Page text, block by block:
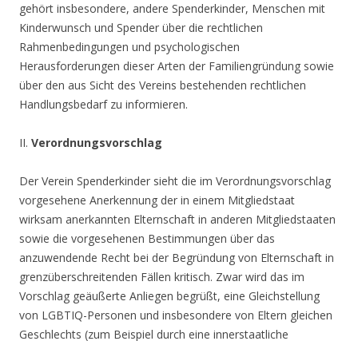
gehört insbesondere, andere Spenderkinder, Menschen mit
Kinderwunsch und Spender über die rechtlichen
Rahmenbedingungen und psychologischen
Herausforderungen dieser Arten der Familiengründung sowie
über den aus Sicht des Vereins bestehenden rechtlichen
Handlungsbedarf zu informieren.
II. Verordnungsvorschlag
Der Verein Spenderkinder sieht die im Verordnungsvorschlag
vorgesehene Anerkennung der in einem Mitgliedstaat
wirksam anerkannten Elternschaft in anderen Mitgliedstaaten
sowie die vorgesehenen Bestimmungen über das
anzuwendende Recht bei der Begründung von Elternschaft in
grenzüberschreitenden Fällen kritisch. Zwar wird das im
Vorschlag geäußerte Anliegen begrüßt, eine Gleichstellung
von LGBTIQ-Personen und insbesondere von Eltern gleichen
Geschlechts (zum Beispiel durch eine innerstaatliche